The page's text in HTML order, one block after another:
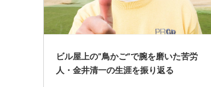
ビル屋上の”鳥かご”で腕を磨いた苦労
人・金井清一の生涯を振り返る